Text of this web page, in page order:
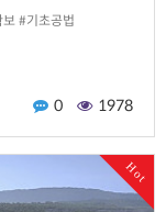
#기초공법
0 1978
Hot